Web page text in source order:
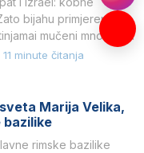
bijahu primjereno
mučeni mnoštvom
11 minute čitanja
Marija Velika,
rimske bazilike